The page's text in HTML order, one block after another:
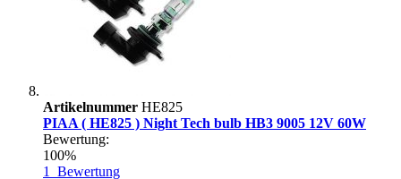
Artikelnummer HE825
PIAA ( HE825 ) Night Tech bulb HB3 9005 12V 60W
Bewertung:
100%
1 Bewertung